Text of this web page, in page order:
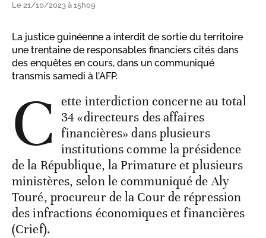
Le 21/10/2023 à 15h09
La justice guinéenne a interdit de sortie du territoire
une trentaine de responsables financiers cités dans
des enquêtes en cours, dans un communiqué
transmis samedi à l’AFP.
C ette interdiction concerne au total
34 «directeurs des affaires
financières» dans plusieurs
institutions comme la présidence
de la République, la Primature et plusieurs
ministères, selon le communiqué de Aly
Touré, procureur de la Cour de répression
des infractions économiques et financières
(Crief).